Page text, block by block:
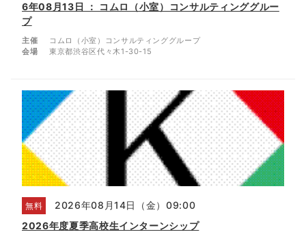
6年08月13日 ： コムロ（小室）コンサルティンググルー
プ
主催
コムロ（小室）コンサルティンググループ
会場
東京都渋谷区代々木1-30-15
無料
2026年08月14日（金）09:00
2026年度夏季高校生インターンシップ